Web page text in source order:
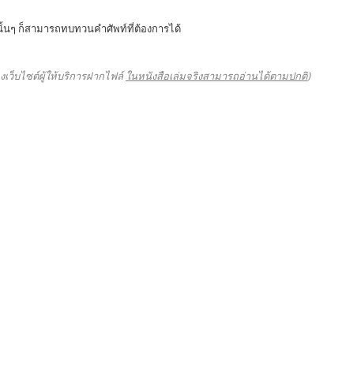
ๆ ก็สามารถทบทวนคำศัพท์ที่ต้องการได้
ว็บไซต์ผู้ให้บริการฝากไฟล์ ในหนังสือเล่มจริงสามารถอ่านได้ตามปกติ)